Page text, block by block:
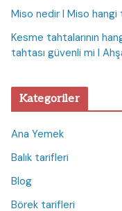
Miso nedir I Miso hangi
Kesme tahtalarının
tahtası güvenli mi I
Kategoriler
Ana Yemek
Balık tarifleri
Blog
Börek tarifleri